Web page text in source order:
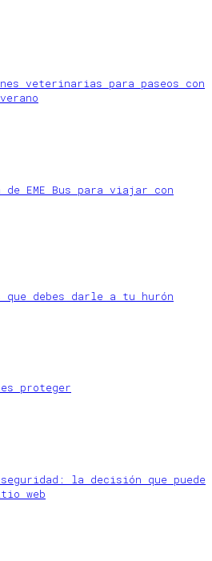
veterinarias para paseos con
de EME Bus para viajar con
que debes darle a tu hurón
proteger
la decisión que puede
web